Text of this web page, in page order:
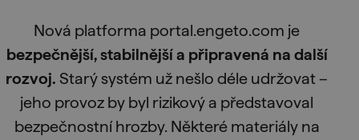
Nová platforma portal.engeto.com je
bezpečnější, stabilnější a připravená na další
rozvoj. Starý systém už nešlo déle udržovat –
jeho provoz by byl rizikový a představoval
bezpečnostní hrozby. Některé materiály na